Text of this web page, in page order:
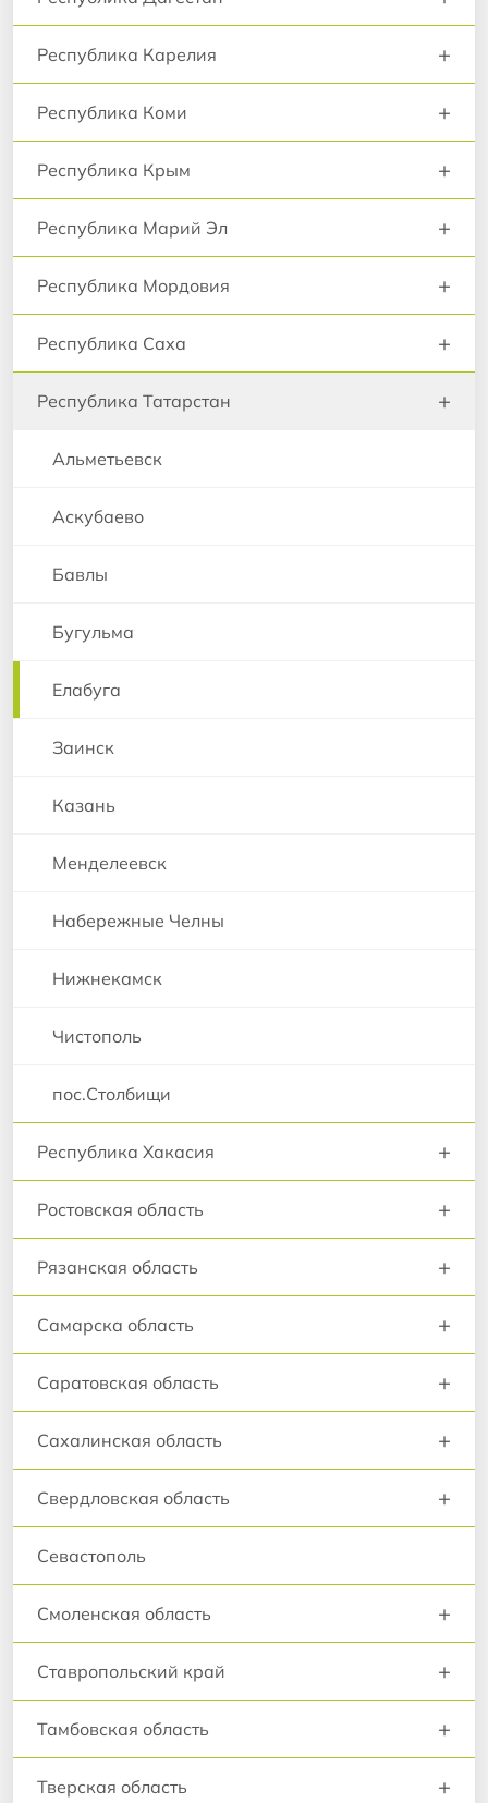
Республика Карелия +
Республика Коми +
Республика Крым +
Республика Марий Эл +
Республика Мордовия +
Республика Саха +
Республика Татарстан +
Альметьевск
Аскубаево
Бавлы
Бугульма
Елабуга
Заинск
Казань
Менделеевск
Набережные Челны
Нижнекамск
Чистополь
пос.Столбищи
Республика Хакасия +
Ростовская область +
Рязанская область +
Самарска область +
Саратовская область +
Сахалинская область +
Свердловская область +
Севастополь
Смоленская область +
Ставропольский край +
Тамбовская область +
Тверская область +